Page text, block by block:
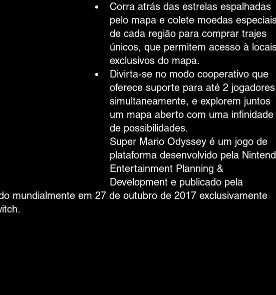
Corra atrás das estrelas espalhadas
pelo mapa e colete moedas
de cada região para comprar trajes
únicos, que permitem acesso à
exclusivos do mapa.
Divirta-se no modo cooperativo que
oferece suporte para até 2 jogadores
simultaneamente, e explorem juntos
um mapa aberto com uma infinidade
de possibilidades.
Super Mario Odyssey é um jogo de
plataforma desenvolvido pela
Entertainment Planning &
Development e publicado pela
mundialmente em 27 de outubro de 2017 exclusivamente